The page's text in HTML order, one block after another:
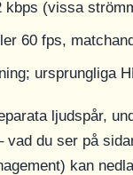
kbps (vissa
60 fps,
ursprungliga
ljudspår,
vad du ser på
kan